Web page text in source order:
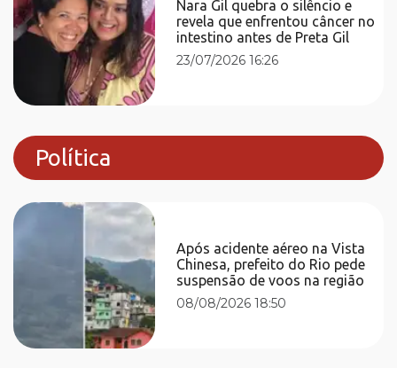
Nara Gil quebra o silêncio e
revela que enfrentou câncer no
intestino antes de Preta Gil
23/07/2026 16:26
Política
Após acidente aéreo na Vista
Chinesa, prefeito do Rio pede
suspensão de voos na região
08/08/2026 18:50